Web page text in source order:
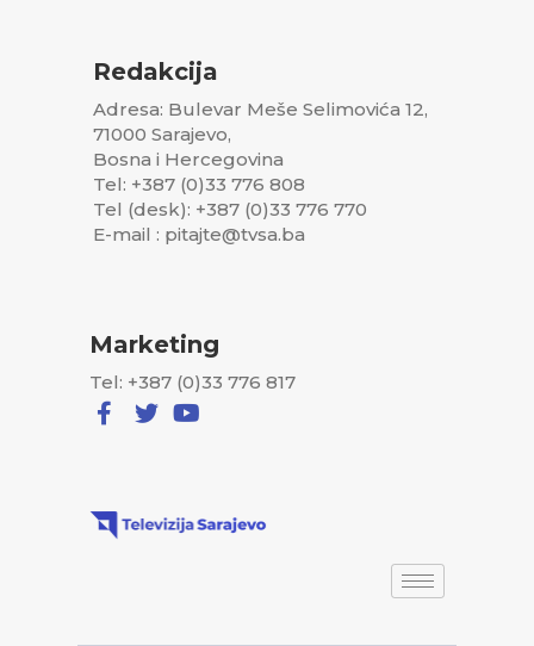
Redakcija
Adresa: Bulevar Meše Selimovića 12,
71000 Sarajevo,
Bosna i Hercegovina
Tel: +387 (0)33 776 808
Tel (desk): +387 (0)33 776 770
E-mail : pitajte@tvsa.ba
Marketing
Tel: +387 (0)33 776 817